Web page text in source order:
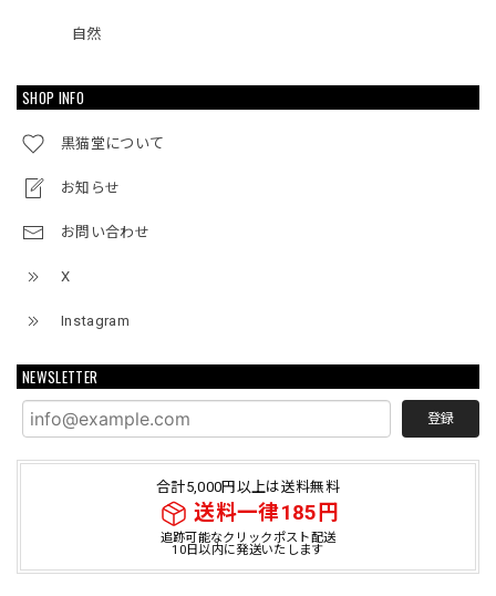
自然
SHOP INFO
黒猫堂について
お知らせ
お問い合わせ
X
Instagram
NEWSLETTER
登録
合計5,000円以上は送料無料
送料一律185円
追跡可能なクリックポスト配送
10日以内に発送いたします